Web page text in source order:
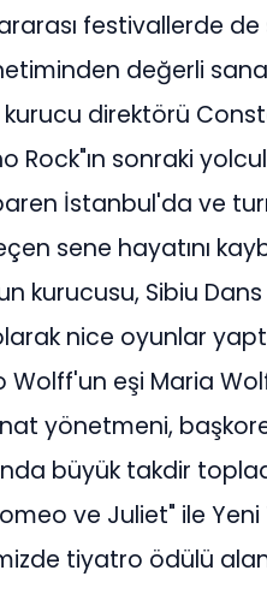
festivallerde de
değerli
kurucu direktörü
Rock"ın sonraki
İstanbul'da ve
sene hayatını
kurucusu, Sibiu
nice oyunlar
Wolff'un eşi Maria
yönetmeni,
büyük takdir
ve Juliet" ile Yeni
tiyatro ödülü